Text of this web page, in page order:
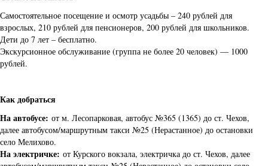
Самостоятельное посещение и осмотр усадьбы – 240 рублей для
взрослых, 210 рублей для пенсионеров, 200 рублей для школьников.
Дети до 7 лет – бесплатно.
Экскурсионное обслуживание (группа не более 20 человек) — 1000
рублей.
Как добраться
На автобусе: от м. Лесопарковая, автобус №365 (1365) до ст. Чехов,
далее автобусом/маршрутным такси №25 (Нерастанное) до остановки
село Мелихово.
На электричке: от Курского вокзала, электричка до ст. Чехов, далее